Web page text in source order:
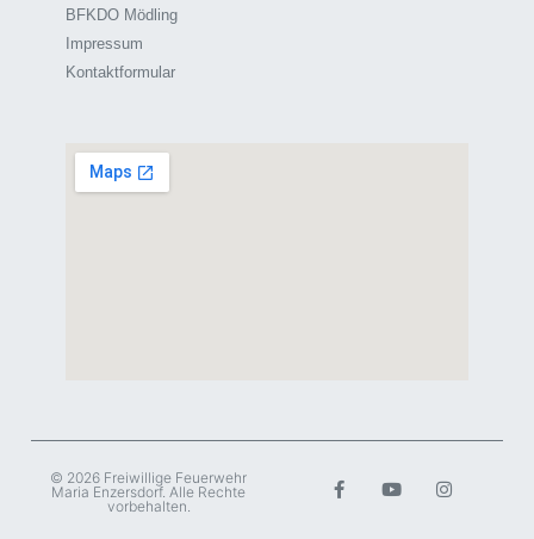
BFKDO Mödling
Impressum
Kontaktformular
© 2026 Freiwillige Feuerwehr
Maria Enzersdorf. Alle Rechte
vorbehalten.